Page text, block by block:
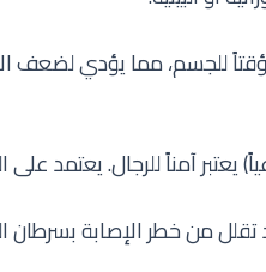
للجسم، مما يؤدي لضعف
من خطر الإصابة بسرطان